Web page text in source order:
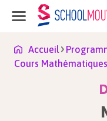
Accueil
Cours Mathématiques